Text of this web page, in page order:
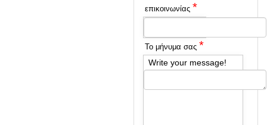
επικοινωνίας *
To μήνυμα σας *
Write your message!